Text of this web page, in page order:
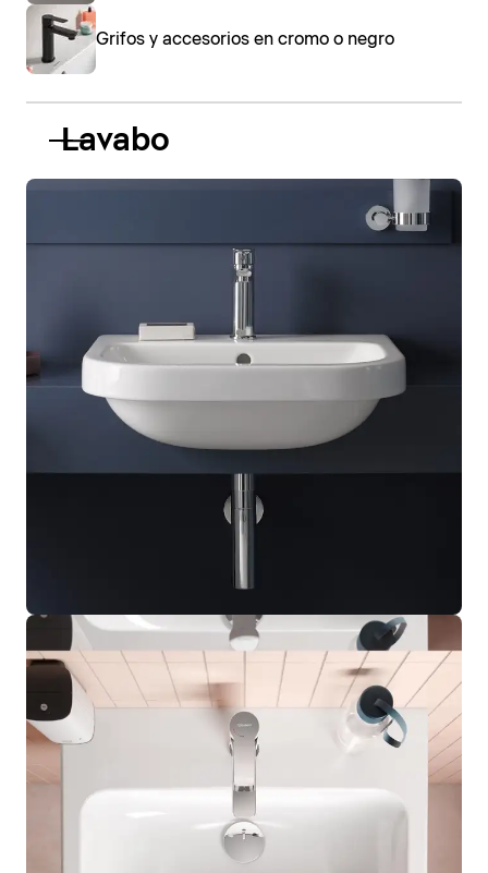
Grifos y accesorios en cromo o negro
Lavabo